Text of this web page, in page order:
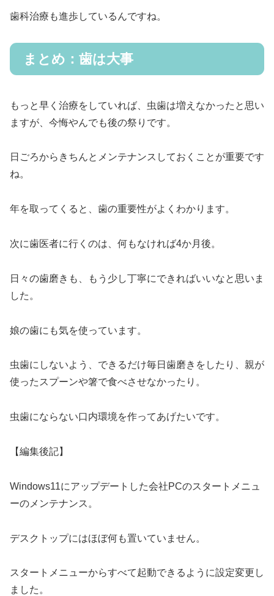
歯科治療も進歩しているんですね。
まとめ：歯は大事
もっと早く治療をしていれば、虫歯は増えなかったと思い
ますが、今悔やんでも後の祭りです。
日ごろからきちんとメンテナンスしておくことが重要です
ね。
年を取ってくると、歯の重要性がよくわかります。
次に歯医者に行くのは、何もなければ4か月後。
日々の歯磨きも、もう少し丁寧にできればいいなと思いま
した。
娘の歯にも気を使っています。
虫歯にしないよう、できるだけ毎日歯磨きをしたり、親が
使ったスプーンや箸で食べさせなかったり。
虫歯にならない口内環境を作ってあげたいです。
【編集後記】
Windows11にアップデートした会社PCのスタートメニュ
ーのメンテナンス。
デスクトップにはほぼ何も置いていません。
スタートメニューからすべて起動できるように設定変更し
ました。